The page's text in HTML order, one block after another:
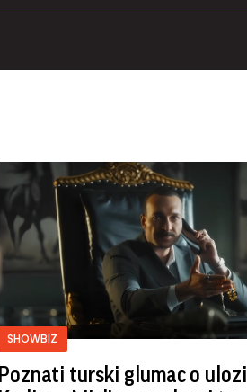
SHOWBIZ
Poznati turski glumac o ulozi